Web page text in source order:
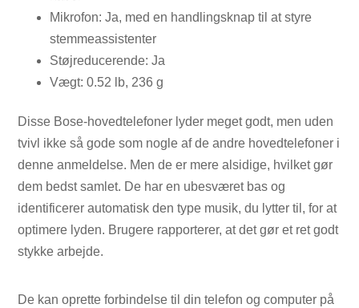
Mikrofon: Ja, med en handlingsknap til at styre
stemmeassistenter
Støjreducerende: Ja
Vægt: 0.52 lb, 236 g
Disse Bose-hovedtelefoner lyder meget godt, men uden
tvivl ikke så gode som nogle af de andre hovedtelefoner i
denne anmeldelse. Men de er mere alsidige, hvilket gør
dem bedst samlet. De har en ubesværet bas og
identificerer automatisk den type musik, du lytter til, for at
optimere lyden. Brugere rapporterer, at det gør et ret godt
stykke arbejde.
De kan oprette forbindelse til din telefon og computer på